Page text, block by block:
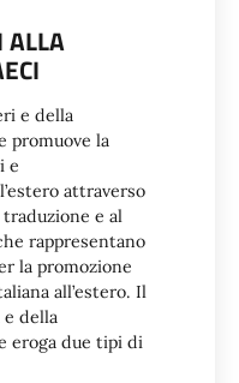
ALLA
e della
promuove la
e
attraverso
e al
rappresentano
la promozione
all’estero. Il
della
eroga due tipi di